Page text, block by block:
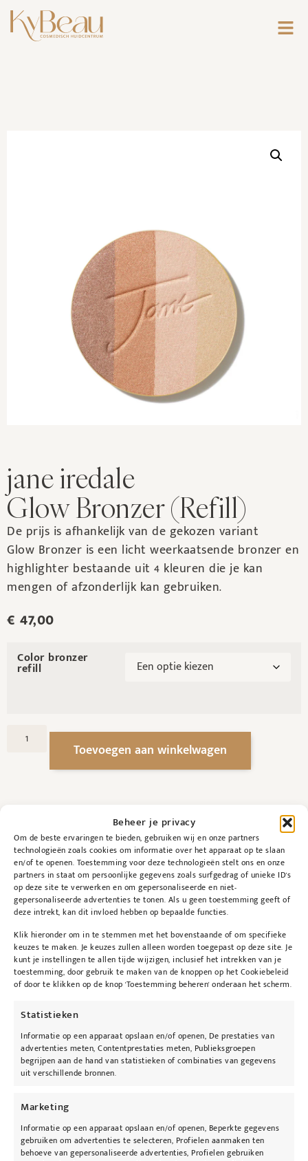
Beheer je privacy
Om de beste ervaringen te bieden, gebruiken wij en onze partners
technologieën zoals cookies om informatie over het apparaat op te slaan
en/of te openen. Toestemming voor deze technologieën stelt ons en onze
partners in staat om persoonlijke gegevens zoals surfgedrag of unieke ID's
op deze site te verwerken en om gepersonaliseerde en niet-
gepersonaliseerde advertenties te tonen. Als u geen toestemming geeft of
deze intrekt, kan dit invloed hebben op bepaalde functies.
Klik hieronder om in te stemmen met het bovenstaande of om specifieke
keuzes te maken. Je keuzes zullen alleen worden toegepast op deze site. Je
kunt je instellingen te allen tijde wijzigen, inclusief het intrekken van je
toestemming, door gebruik te maken van de knoppen op het Cookiebeleid
of door te klikken op de knop 'Toestemming beheren' onderaan het scherm.
Statistieken
Informatie op een apparaat opslaan en/of openen, De prestaties van
advertenties meten, Contentprestaties meten, Publieksgroepen
begrijpen aan de hand van statistieken of combinaties van gegevens
uit verschillende bronnen.
Marketing
Informatie op een apparaat opslaan en/of openen, Beperkte gegevens
gebruiken om advertenties te selecteren, Profielen aanmaken ten
behoeve van gepersonaliseerde advertenties, Profielen gebruiken
jane iredale
Glow Bronzer (Refill)
De prijs is afhankelijk van de gekozen variant
Glow Bronzer is een licht weerkaatsende bronzer en
highlighter bestaande uit 4 kleuren die je kan
mengen of afzonderlijk kan gebruiken.
€ 47,00
Color bronzer
refill
Toevoegen aan winkelwagen
Beschrijving Bijkomende informatie
Beschrijving
Gebruik
Breng deGlow Bronzer
makkelijk alle kleuren afzonderlijk gebruiken.
Fixeer metHydration Spray.
Compact
eerste aankoop mee te bestellen.